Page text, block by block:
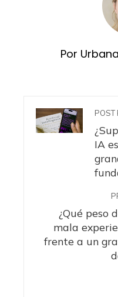
Por
POST
IA
¿Qué peso
mala
frente a un